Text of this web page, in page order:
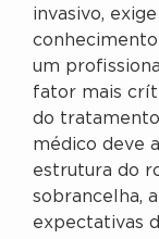
invasivo,
um
fator mais
do
médico deve
estrutura do
sobrancelha,
expectativas